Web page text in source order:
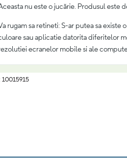
nu este o jucărie. Produsul este
rugam sa retineti: S-ar putea sa
sau aplicatie datorita diferitelor
ecranelor mobile si ale